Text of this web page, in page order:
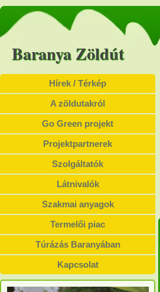
Baranya Zöldút
Hírek / Térkép
A zöldutakról
Go Green projekt
Projektpartnerek
Szolgáltatók
Látnivalók
Szakmai anyagok
Termelői piac
Túrázás Baranyában
Kapcsolat